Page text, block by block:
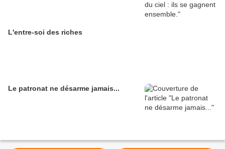
L'entre-soi des riches
Le patronat ne désarme jamais...